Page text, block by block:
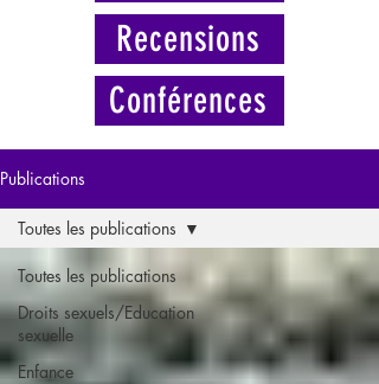
Recensions
Conférences
Publications
Toutes les publications
Droits sexuels/Education
sexuelle
Enfance
Toutes les publications